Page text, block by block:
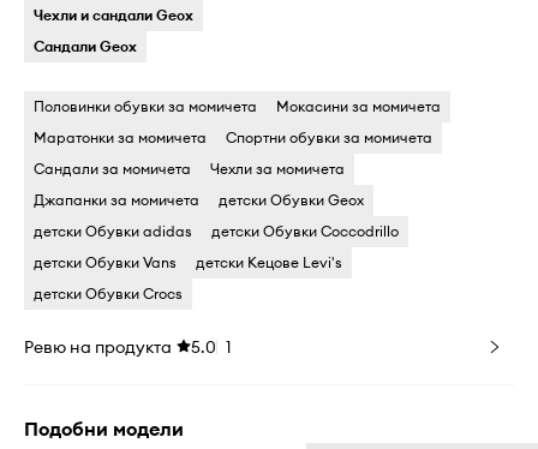
Чехли и сандали Geox
Сандали Geox
Половинки обувки за момичета
Мокасини за момичета
Маратонки за момичета
Спортни обувки за момичета
Сандали за момичета
Чехли за момичета
Джапанки за момичета
детски Обувки Geox
детски Обувки adidas
детски Обувки Coccodrillo
детски Обувки Vans
детски Кецове Levi's
детски Обувки Crocs
Ревю на продукта 5.0 1
Подобни модели